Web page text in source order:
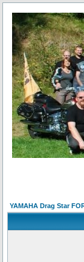
YAMAHA Drag Star